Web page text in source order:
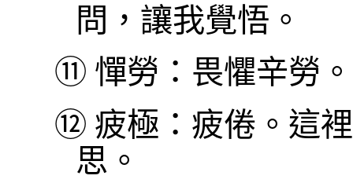
問，讓我覺悟。
⑪ 憚勞：畏懼辛勞。
⑫ 疲極：疲倦。這
思。